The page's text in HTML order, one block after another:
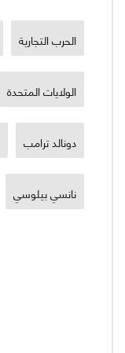
الحرب التجارية
الولايات المتحدة
دونالد ترامب
نانسي بيلوسي